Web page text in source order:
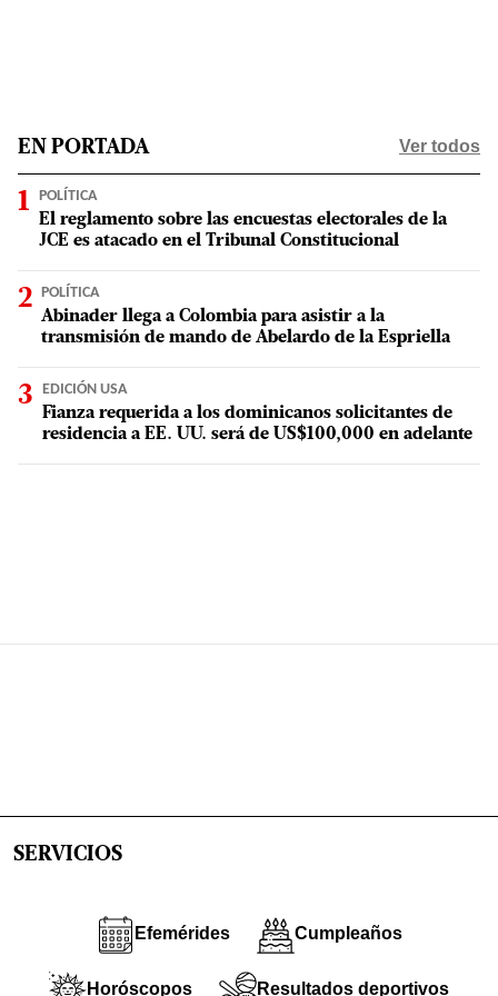
EN PORTADA Ver todos
POLÍTICA
El reglamento sobre las encuestas electorales de la
JCE es atacado en el Tribunal Constitucional
POLÍTICA
Abinader llega a Colombia para asistir a la
transmisión de mando de Abelardo de la Espriella
EDICIÓN USA
Fianza requerida a los dominicanos solicitantes de
residencia a EE. UU. será de US$100,000 en adelante
SERVICIOS
Efemérides Cumpleaños
Horóscopos Resultados deportivos